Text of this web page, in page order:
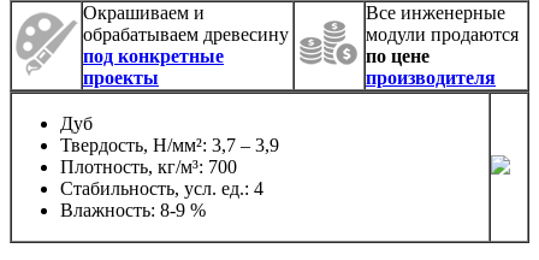
Окрашиваем и
обрабатываем древесину
под конкретные
проекты
Все инженерные
модули продаются
по цене
производителя
Дуб
Твердость, Н/мм²: 3,7 – 3,9
Плотность, кг/м³: 700
Стабильность, усл. ед.: 4
Влажность: 8-9 %